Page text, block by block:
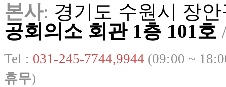
본사: 경기도 수원시 장
공회의소 회관 1층 101호
Tel : 031-245-7744,9944 (09:00 ~
휴무)